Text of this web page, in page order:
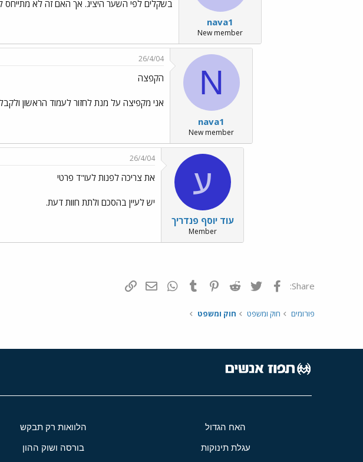
nava1
New member
בשקלים לפי השער היציג. אך האם זה לא מתייחס
N
nava1
New member
26/4/04
הקפצה
אני מקפיצה על מנת לחזור לעמוד הראשון
ע
עוד יוסף פנדריך
Member
26/4/04
את צריכה לפנות לעו"ד פרטי
יש לעיין בהסכם ולתת חוות דעת.
Share: פייסבוק Twitter
Reddit
Pinterest
Tumblr
WhatsAppדואר אלקטרוני
פורומים חוק ומשפט חוק ומשפט
האח הגדול הלוואות רק תבקש
עגלת תינוקות בורסה ושוק ההון